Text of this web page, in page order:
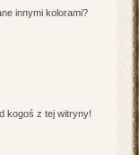
innymi kolorami?
kogoś z tej witryny!